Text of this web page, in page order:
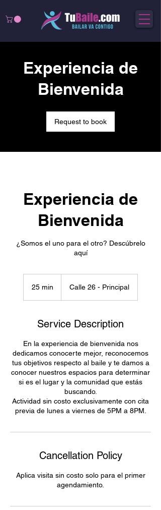
Experiencia de
Bienvenida
Request to book
Experiencia de
Bienvenida
¿Somos el uno para el otro? Descúbrelo
aquí
25 min
n
Calle 26 - Principal
Service Description
En la experiencia de bienvenida nos
dedicamos conocerte mejor, reconocemos
tus objetivos respecto al baile y te damos a
conocer nuestros espacios para determinar
si es el lugar y la comunidad que estás
buscando.
Actividad sin costo exclusivamente con cita
previa de lunes a viernes de 5PM a 8PM.
Cancellation Policy
Aplica visita sin costo solo para el primer
agendamiento.